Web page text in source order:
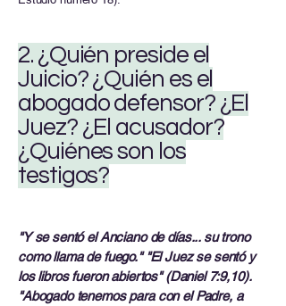
2. ¿Quién preside el
Juicio? ¿Quién es el
abogado defensor? ¿El
Juez? ¿El acusador?
¿Quiénes son los
testigos?
"Y se sentó el Anciano de días... su trono
como llama de fuego." "El Juez se sentó y
los libros fueron abiertos" (Daniel 7:9,10).
"Abogado tenemos para con el Padre, a